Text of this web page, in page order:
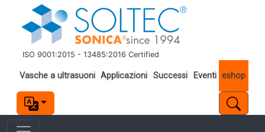
Salta al contenuto principale
ISO 9001:2015 - 13485:2016 Certified
Important links
Vasche a ultrasuoni Applicazioni Successi Eventi eshop